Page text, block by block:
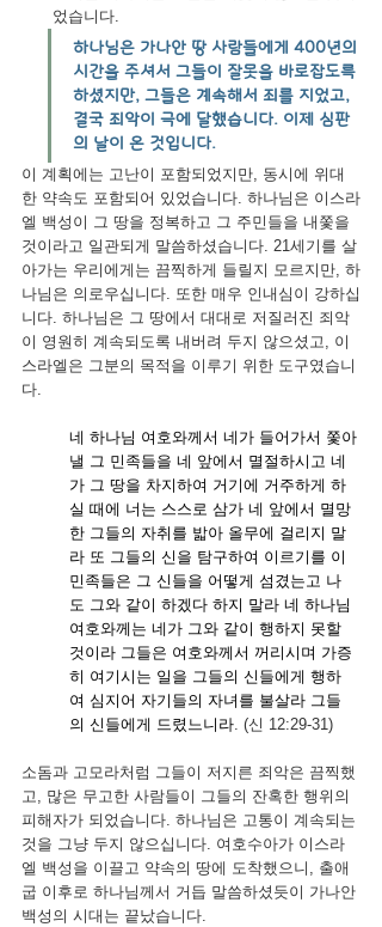
었습니다.
하나님은 가나안 땅 사람들에게 400년의
시간을 주셔서 그들이 잘못을 바로잡도록
하셨지만, 그들은 계속해서 죄를 지었고,
결국 죄악이 극에 달했습니다. 이제 심판
의 날이 온 것입니다.
이 계획에는 고난이 포함되었지만, 동시에 위대
한 약속도 포함되어 있었습니다. 하나님은 이스라
엘 백성이 그 땅을 정복하고 그 주민들을 내쫓을
것이라고 일관되게 말씀하셨습니다. 21세기를 살
아가는 우리에게는 끔찍하게 들릴지 모르지만, 하
나님은 의로우십니다. 또한 매우 인내심이 강하십
니다. 하나님은 그 땅에서 대대로 저질러진 죄악
이 영원히 계속되도록 내버려 두지 않으셨고, 이
스라엘은 그분의 목적을 이루기 위한 도구였습니
다.
네 하나님 여호와께서 네가 들어가서 쫓아
낼 그 민족들을 네 앞에서 멸절하시고 네
가 그 땅을 차지하여 거기에 거주하게 하
실 때에 너는 스스로 삼가 네 앞에서 멸망
한 그들의 자취를 밟아 올무에 걸리지 말
라 또 그들의 신을 탐구하여 이르기를 이
민족들은 그 신들을 어떻게 섬겼는고 나
도 그와 같이 하겠다 하지 말라 네 하나님
여호와께는 네가 그와 같이 행하지 못할
것이라 그들은 여호와께서 꺼리시며 가증
히 여기시는 일을 그들의 신들에게 행하
여 심지어 자기들의 자녀를 불살라 그들
의 신들에게 드렸느니라 . (신 12:29-31)
소돔과 고모라처럼 그들이 저지른 죄악은 끔찍했
고, 많은 무고한 사람들이 그들의 잔혹한 행위의
피해자가 되었습니다. 하나님은 고통이 계속되는
것을 그냥 두지 않으십니다. 여호수아가 이스라
엘 백성을 이끌고 약속의 땅에 도착했으니, 출애
굽 이후로 하나님께서 거듭 말씀하셨듯이 가나안
백성의 시대는 끝났습니다.